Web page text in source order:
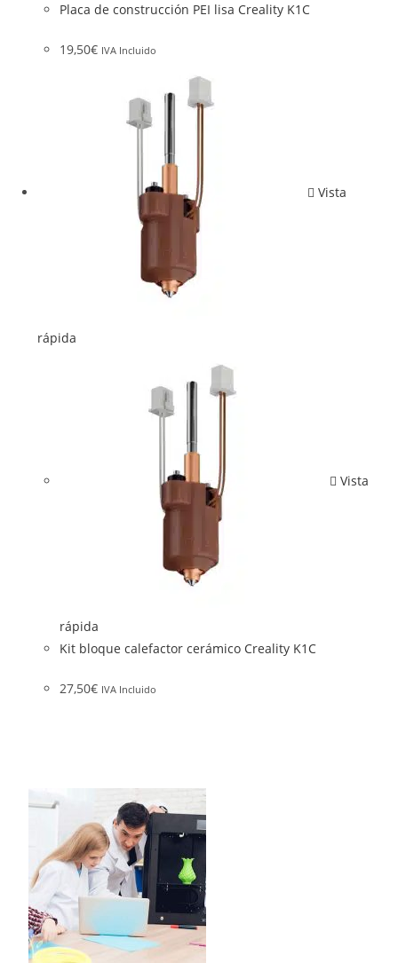
Placa de construcción PEI lisa Creality K1C
19,50€ IVA Incluido
Vista
rápida
Vista
rápida
Kit bloque calefactor cerámico Creality K1C
27,50€ IVA Incluido